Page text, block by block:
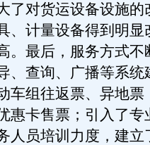
了对货运设备设施的
、计量设备得到明显
。最后，服务方式不
、查询、广播等系统
车组往返票、异地票
惠卡售票；引入了专
人员培训力度，建立